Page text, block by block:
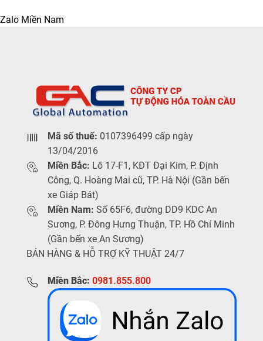
Zalo Miền Nam
Mã số thuế: 0107396499 cấp ngày
13/04/2016
Miền Bắc: Lô 17-F1, KĐT Đại Kim, P. Định
Công, Q. Hoàng Mai cũ, TP. Hà Nội (Gần bến
xe Giáp Bát)
Miền Nam: Số 65F6, đường DD9 KDC An
Sương, P. Đông Hưng Thuận, TP. Hồ Chí Minh
(Gần bến xe An Sương)
BÁN HÀNG & HỖ TRỢ KỸ THUẬT 24/7
Miền Bắc: 0981.855.800